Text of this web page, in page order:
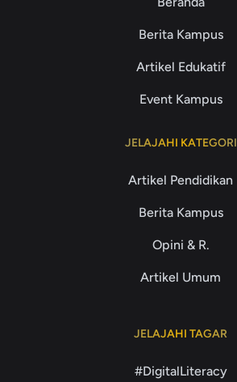
Berita Kampus
Artikel Edukatif
Event Kampus
JELAJAHI KATEGORI
Artikel Pendidikan
Berita Kampus
Opini & R.
Artikel Umum
JELAJAHI TAGAR
#DigitalLiteracy